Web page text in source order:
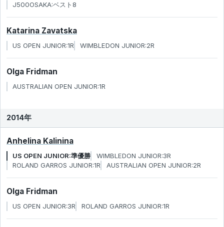
J500OSAKA:ベスト8
Katarina Zavatska
US OPEN JUNIOR:1R WIMBLEDON JUNIOR:2R
Olga Fridman
AUSTRALIAN OPEN JUNIOR:1R
2014年
Anhelina Kalinina
US OPEN JUNIOR:準優勝
WIMBLEDON JUNIOR:3R
ROLAND GARROS JUNIOR:1R
AUSTRALIAN OPEN JUNIOR:2R
Olga Fridman
US OPEN JUNIOR:3R ROLAND GARROS JUNIOR:1R